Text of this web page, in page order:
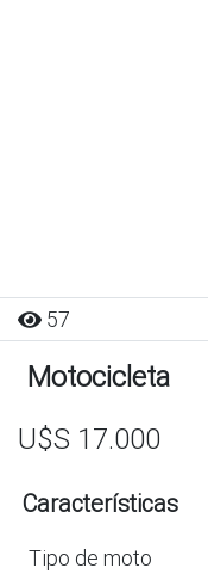
57
Motocicleta
U$S 17.000
Características
Tipo de moto